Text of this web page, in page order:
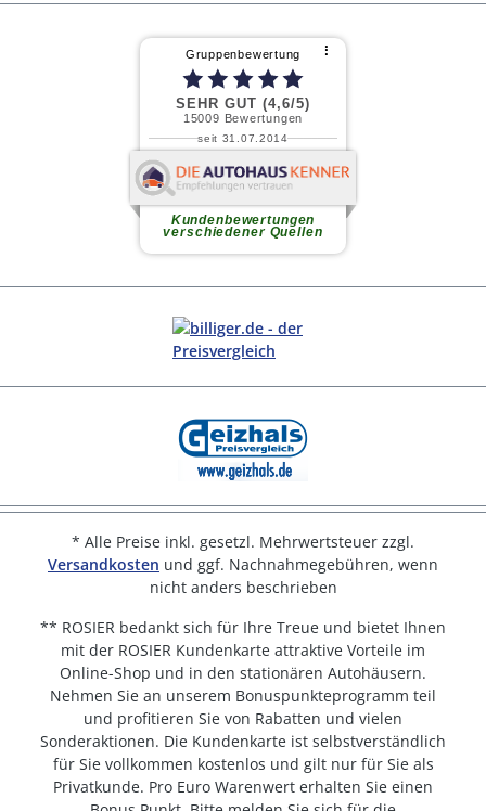
* Alle Preise inkl. gesetzl. Mehrwertsteuer zzgl.
Versandkosten und ggf. Nachnahmegebühren, wenn
nicht anders beschrieben
** ROSIER bedankt sich für Ihre Treue und bietet Ihnen
mit der ROSIER Kundenkarte attraktive Vorteile im
Online-Shop und in den stationären Autohäusern.
Nehmen Sie an unserem Bonuspunkteprogramm teil
und profitieren Sie von Rabatten und vielen
Sonderaktionen. Die Kundenkarte ist selbstverständlich
für Sie vollkommen kostenlos und gilt nur für Sie als
Privatkunde. Pro Euro Warenwert erhalten Sie einen